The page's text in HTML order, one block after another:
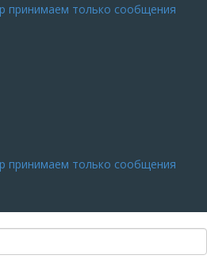
принимаем только сообщения
принимаем только сообщения